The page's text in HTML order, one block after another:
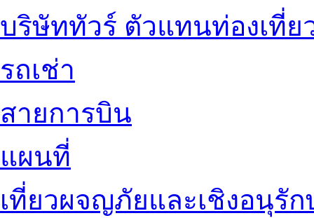
บริษัททัวร์ ตัวแทนท่องเที่ย
รถเช่า
สายการบิน
แผนที่
เที่ยวผจญภัยและเชิงอนุรัก